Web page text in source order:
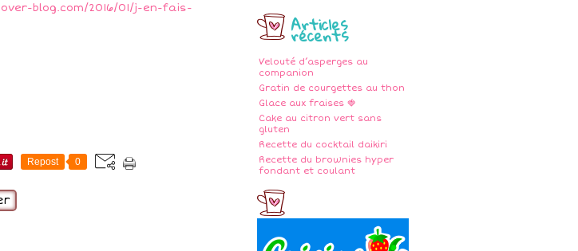
Articles
récents
Velouté d’asperges au
companion
Gratin de courgettes au thon
Glace aux fraises 🍓
Cake au citron vert sans
gluten
Recette du cocktail daikiri
Recette du brownies hyper
fondant et coulant
blog.com/2016/01/j-en-fais-
Repost 0